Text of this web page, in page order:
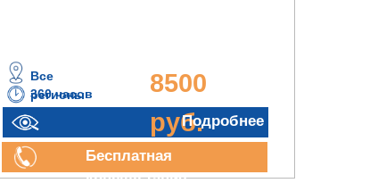
360 часов
8500
руб.
Все
регионы
Подробнее
Бесплатная
консультация